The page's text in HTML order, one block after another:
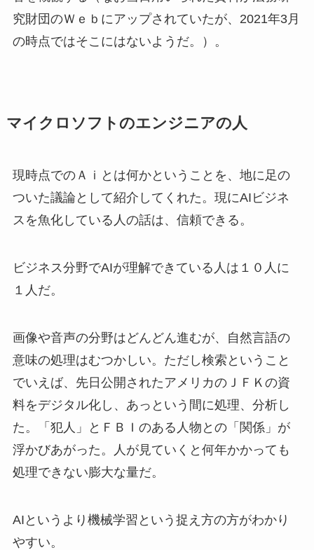
究財団のＷｅｂにアップされていたが、2021年3月
の時点ではそこにはないようだ。）。
マイクロソフトのエンジニアの人
現時点でのＡｉとは何かということを、地に足の
ついた議論として紹介してくれた。現にAIビジネ
スを魚化している人の話は、信頼できる。
ビジネス分野でAIが理解できている人は１０人に
１人だ。
画像や音声の分野はどんどん進むが、自然言語の
意味の処理はむつかしい。ただし検索ということ
でいえば、先日公開されたアメリカのＪＦＫの資
料をデジタル化し、あっという間に処理、分析し
た。「犯人」とＦＢＩのある人物との「関係」が
浮かびあがった。人が見ていくと何年かかっても
処理できない膨大な量だ。
AIというより機械学習という捉え方の方がわかり
やすい。